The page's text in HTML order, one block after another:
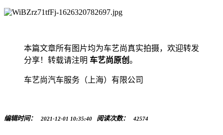
本篇文章所有图片均为车艺尚真实拍摄，欢迎转发
分享！转载请注明 车艺尚原创 。
车艺尚汽车服务（上海）有限公司
编辑时间： 2021-12-01 10:35:40 阅读次数： 42574